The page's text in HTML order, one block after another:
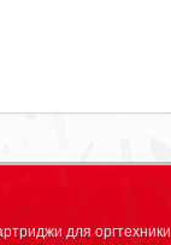
для оргтехники